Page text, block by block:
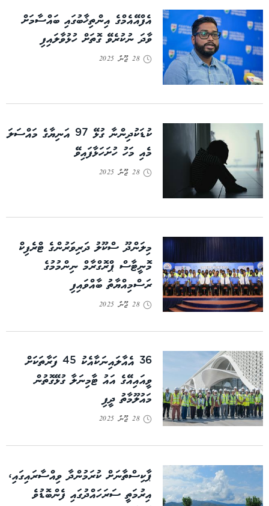
އެފްއޭއެމްގެ އިންތިޚާބުގައި ބައްސާމަށް
ވާދަ ނުކުރެވޭ ގޮތަށް ހުޅުވާލައިފި
28 ޖޫން 2025
ކުޑަކުދިންނާ ގުޅޭ 97 އަނިޔާގެ މައްސަލަ
މެއި މަހު ހުށަހަޅާފައިވޭ
28 ޖޫން 2025
މިލަންދޫ ސްކޫލު ދަރިވަރުންގެ ޓްރެފިކް
މޮނީޓާސް ޕްރޮގްރާމް ނިންމުމުގެ
ރަސްމިއްޔާތު ބާއްވައިފި
28 ޖޫން 2025
36 އެއާލައިނަކާއެކު 45 ފަރާތަކަށް
ވީއައިއޭގެ އައު ޓާމިނަލާ ގުޅޭގޮތުން
މައުލޫމާތު ދީފި
28 ޖޫން 2025
ޕާކިސްތާނަށް ކުރަމުންދާ ވިއްސާރައިގައި،
އިރުމަތީ ސަރަހައްދުގައި ފެންބޮޑުވެ